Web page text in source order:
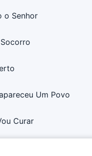
o Senhor
Um Povo
Curar